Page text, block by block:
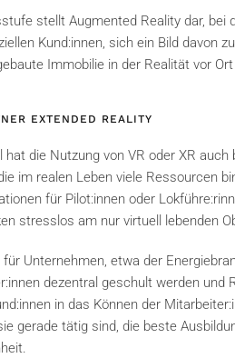
stellt Augmented Reality dar, bei
Kund:innen, sich ein Bild davon
Immobilie in der Realität vor
EXTENDED REALITY
hat die Nutzung von VR oder XR
im realen Leben viele Ressourcen
für Pilot:innen oder
stresslos am nur virtuell lebenden
Unternehmen, etwa der
dezentral geschult werden
in das Können der
gerade tätig sind, die beste